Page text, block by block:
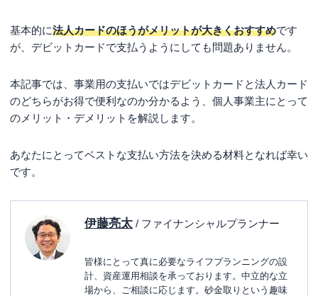
基本的に法人カードのほうがメリットが大きくおすすめです
が、デビットカードで支払うようにしても問題ありません。
本記事では、事業用の支払いではデビットカードと法人カード
のどちらがお得で便利なのか分かるよう、個人事業主にとって
のメリット・デメリットを解説します。
あなたにとってベストな支払い方法を決める材料となれば幸い
です。
伊藤亮太 / ファイナンシャルプランナー
皆様にとって真に必要なライフプランニングの設
計、資産運用相談を承っております。中立的な立
場から、ご相談に応じます。砂金取りという趣味